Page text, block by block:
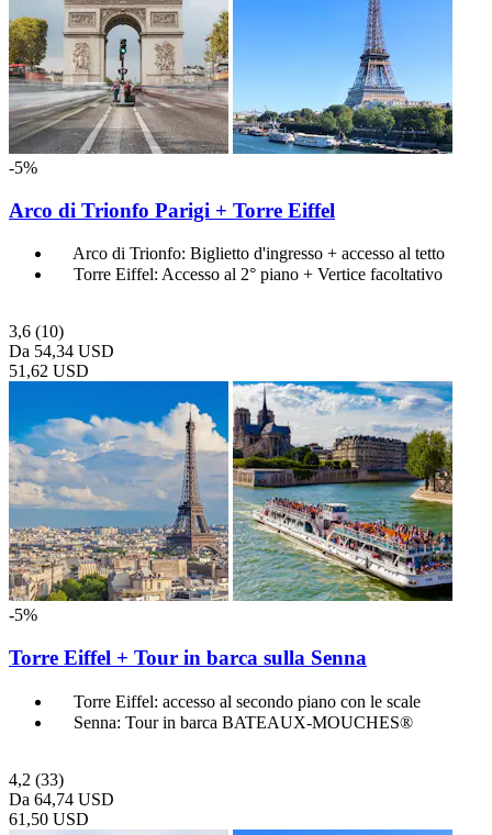
-5%
Arco di Trionfo Parigi + Torre Eiffel
Arco di Trionfo: Biglietto d'ingresso + accesso al tetto
Torre Eiffel: Accesso al 2° piano + Vertice facoltativo
3,6 (10)
Da 54,34 USD
51,62 USD
-5%
Torre Eiffel + Tour in barca sulla Senna
Torre Eiffel: accesso al secondo piano con le scale
Senna: Tour in barca BATEAUX-MOUCHES®
4,2 (33)
Da 64,74 USD
61,50 USD